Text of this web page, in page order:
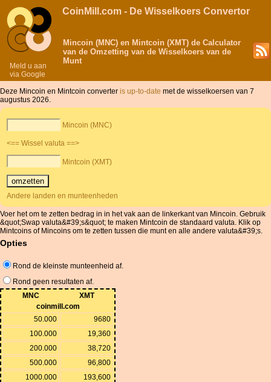
Meld u aan
via Google
CoinMill.com - De Wisselkoers Convertor
Mincoin (MNC) en Mintcoin (XMT) de Calculator
van de Omzetting van de Wisselkoers van de
Munt
Deze Mincoin en Mintcoin converter is up-to-date met de wisselkoersen van 7
augustus 2026.
Mincoin (MNC)
<== Wissel valuta ==>
Mintcoin (XMT)
Andere landen en munteenheden
Voer het om te zetten bedrag in in het vak aan de linkerkant van Mincoin. Gebruik
&quot;Swap valuta&#39;s&quot; te maken Mintcoin de standaard valuta. Klik op
Mintcoins of Mincoins om te zetten tussen die munt en alle andere valuta&#39;s.
Opties
Rond de kleinste munteenheid af.
Rond geen resultaten af.
MNC
XMT
coinmill.com
50.000
9680
100.000
19,360
200.000
38,720
500.000
96,800
1000.000
193,600